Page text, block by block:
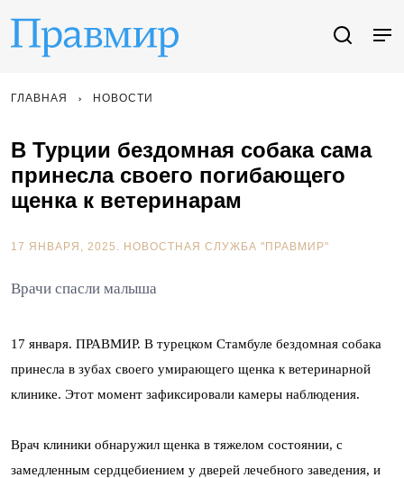
ГЛАВНАЯ НОВОСТИ
В Турции бездомная собака сама
принесла своего погибающего
щенка к ветеринарам
17 ЯНВАРЯ, 2025. НОВОСТНАЯ СЛУЖБА "ПРАВМИР"
Врачи спасли малыша
17 января. ПРАВМИР. В турецком Стамбуле бездомная собака
принесла в зубах своего умирающего щенка к ветеринарной
клинике. Этот момент зафиксировали камеры наблюдения.
Врач клиники обнаружил щенка в тяжелом состоянии, с
замедленным сердцебиением у дверей лечебного заведения, и